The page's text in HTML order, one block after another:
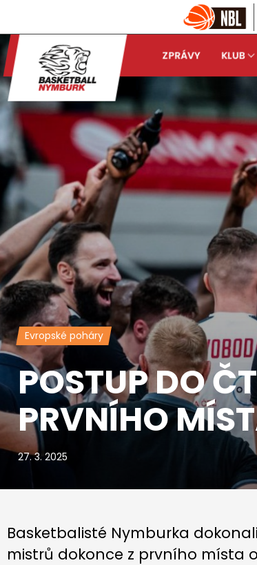
ZPRÁVY KLUB
Evropské poháry
POSTUP DO
PRVNÍHO
27. 3. 2025
Basketbalisté Nymburka
mistrů dokonce z prvního místa